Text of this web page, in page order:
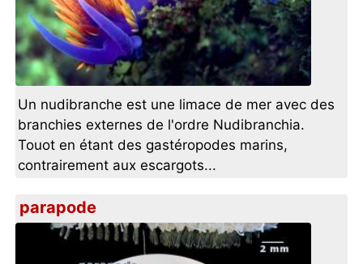
Un nudibranche est une limace de mer avec des
branchies externes de l'ordre Nudibranchia.
Touot en étant des gastéropodes marins,
contrairement aux escargots...
parapode